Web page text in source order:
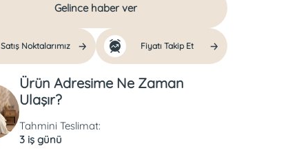
Gelince haber ver
Satış Noktalarımız Fiyatı Takip Et
Ürün Adresime Ne Zaman
Ulaşır?
Tahmini Teslimat:
3 iş günü